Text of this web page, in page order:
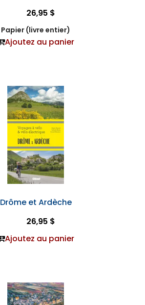
26,95 $
Papier (livre entier)
Ajoutez au panier
Drôme et Ardèche
26,95 $
Ajoutez au panier